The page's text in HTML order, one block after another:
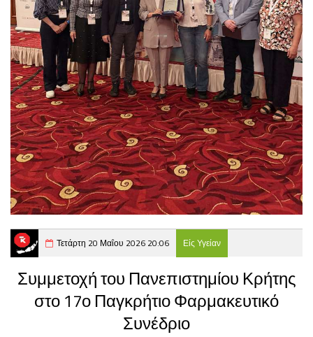
Τετάρτη 20 Μαΐου 2026 20:06 Είς Υγείαν
Συμμετοχή του Πανεπιστημίου Κρήτης
στο 17ο Παγκρήτιο Φαρμακευτικό
Συνέδριο